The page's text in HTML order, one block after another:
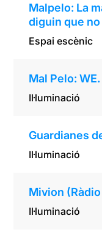
Malpelo: La
diguin que
Espai escènic
Mal Pelo:
Il·luminació
Guardianes
Il·luminació
Mivion
Il·luminació